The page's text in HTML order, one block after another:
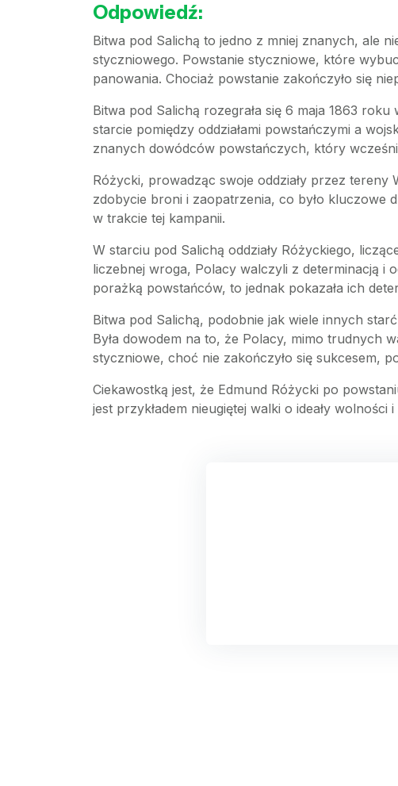
Odpowiedź:
Bitwa pod Salichą to jedno z mniej znanych, ale
styczniowego. Powstanie styczniowe, które
panowania. Chociaż powstanie zakończyło się
Bitwa pod Salichą rozegrała się 6 maja 1863
starcie pomiędzy oddziałami powstańczymi a
znanych dowódców powstańczych, który
Różycki, prowadząc swoje oddziały przez tereny
zdobycie broni i zaopatrzenia, co było kluczowe
w trakcie tej kampanii.
W starciu pod Salichą oddziały Różyckiego,
liczebnej wroga, Polacy walczyli z determinacją i
porażką powstańców, to jednak pokazała ich
Bitwa pod Salichą, podobnie jak wiele innych
Była dowodem na to, że Polacy, mimo trudnych
styczniowe, choć nie zakończyło się sukcesem,
Ciekawostką jest, że Edmund Różycki po
jest przykładem nieugiętej walki o ideały